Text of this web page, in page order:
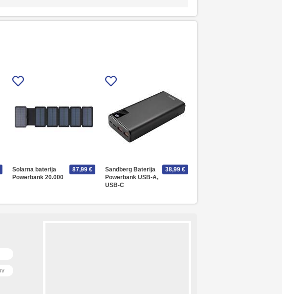
Solarna baterija
Powerbank 20.000
87,99 €
Sandberg Baterija
Powerbank USB-A,
USB-C
38,99 €